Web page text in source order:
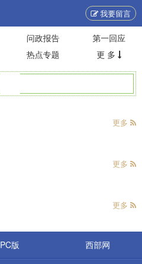
我要留言
问政报告
第一回应
热点专题 更 多
更多
更多
更多
PC版 西部网